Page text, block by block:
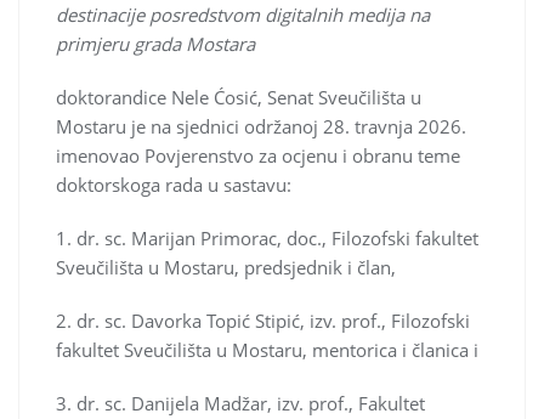
destinacije posredstvom digitalnih medija na
primjeru grada Mostara
doktorandice Nele Ćosić, Senat Sveučilišta u
Mostaru je na sjednici održanoj 28. travnja 2026.
imenovao Povjerenstvo za ocjenu i obranu teme
doktorskoga rada u sastavu:
1. dr. sc. Marijan Primorac, doc., Filozofski fakultet
Sveučilišta u Mostaru, predsjednik i član,
2. dr. sc. Davorka Topić Stipić, izv. prof., Filozofski
fakultet Sveučilišta u Mostaru, mentorica i članica i
3. dr. sc. Danijela Madžar, izv. prof., Fakultet